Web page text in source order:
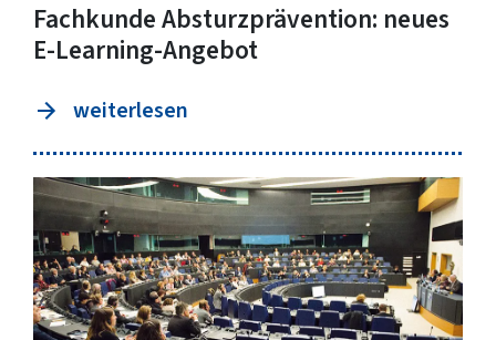
Fachkunde Absturzprävention: neues
E-Learning-Angebot
weiterlesen